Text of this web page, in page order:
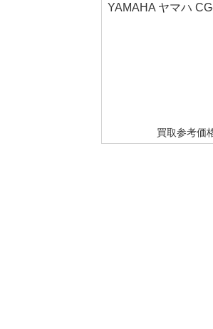
YAMAHA ヤマハ
買取参考価